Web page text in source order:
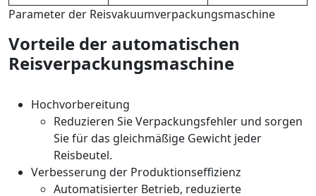
Parameter der Reisvakuumverpackungsmaschine
Vorteile der automatischen
Reisverpackungsmaschine
Hochvorbereitung
Reduzieren Sie Verpackungsfehler und sorgen
Sie für das gleichmäßige Gewicht jeder
Reisbeutel.
Verbesserung der Produktionseffizienz
Automatisierter Betrieb, reduzierte